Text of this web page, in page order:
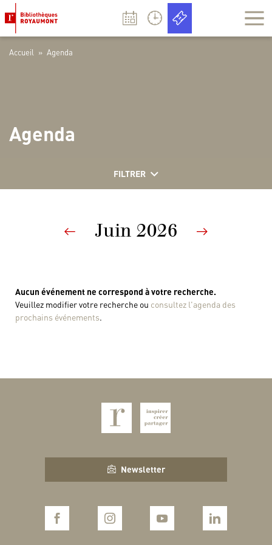
Accueil » Agenda
Agenda
FILTRER
Previous
Juin 2026
Aucun événement ne correspond à votre recherche.
Veuillez modifier votre recherche ou consultez l'agenda des
prochains événements.
Newsletter
Panneau de gestion des cookies